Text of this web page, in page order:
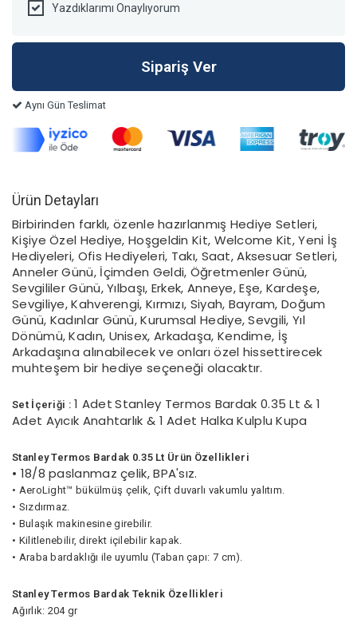
Yazdıklarımı Onaylıyorum
Aynı Gün Teslimat
Ürün Detayları
Birbirinden farklı, özenle hazırlanmış Hediye Setleri,
Kişiye Özel Hediye, Hoşgeldin Kit, Welcome Kit, Yeni İş
Hediyeleri, Ofis Hediyeleri, Takı, Saat, Aksesuar Setleri,
Anneler Günü, İçimden Geldi, Öğretmenler Günü,
Sevgililer Günü, Yılbaşı, Erkek, Anneye, Eşe, Kardeşe,
Sevgiliye, Kahverengi, Kırmızı, Siyah, Bayram, Doğum
Günü, Kadınlar Günü, Kurumsal Hediye, Sevgili, Yıl
Dönümü, Kadın, Unisex, Arkadaşa, Kendime, İş
Arkadaşına alınabilecek ve onları özel hissettirecek
muhteşem bir hediye seçeneği olacaktır.
Set İçeriği : 1 Adet Stanley Termos Bardak 0.35 Lt & 1
Adet Ayıcık Anahtarlık & 1 Adet Halka Kulplu Kupa
Stanley Termos Bardak 0.35 Lt Ürün Özellikleri
• 18/8 paslanmaz çelik, BPA'sız.
• AeroLight™ bükülmüş çelik, Çift duvarlı vakumlu yalıtım.
• Sızdırmaz.
• Bulaşık makinesine girebilir.
• Kilitlenebilir, direkt içilebilir kapak.
• Araba bardaklığı ile uyumlu (Taban çapı: 7 cm).
Stanley Termos Bardak Teknik Özellikleri
Ağırlık: 204 gr